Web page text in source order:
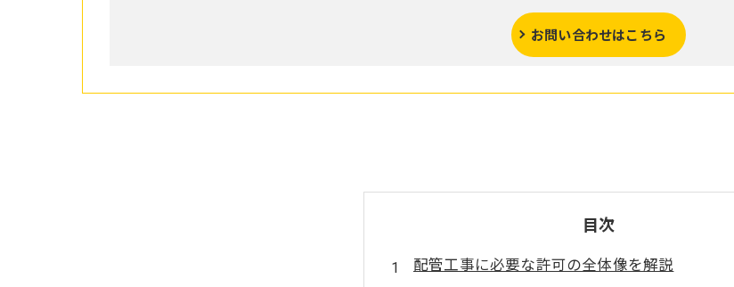
お問い合わせはこちら
目次
配管工事に必要な許可の全体像を解説